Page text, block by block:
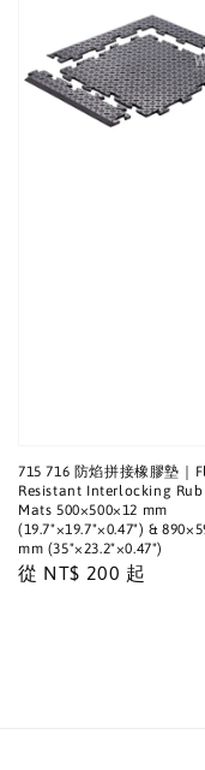
715 716 防焰拼接橡膠墊｜
Resistant Interlocking
Mats 500×500×12 mm
(19.7"×19.7"×0.47") &
mm (35"×23.2"×0.47")
Regular
從 NT$ 200 起